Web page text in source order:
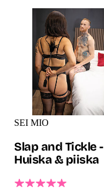
SEI MIO
Slap and Tickle -
Huiska & piiska